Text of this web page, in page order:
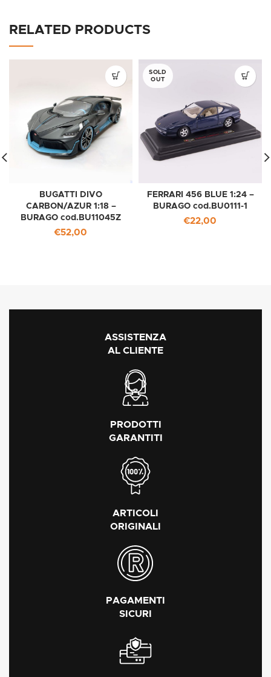
RELATED PRODUCTS
BUGATTI DIVO
CARBON/AZUR 1:18 –
BURAGO cod.BU11045Z
€52,00
SOLD
OUT
FERRARI 456 BLUE 1:24 –
BURAGO cod.BU0111-1
€22,00
ASSISTENZA
AL CLIENTE
PRODOTTI
GARANTITI
ARTICOLI
ORIGINALI
PAGAMENTI
SICURI